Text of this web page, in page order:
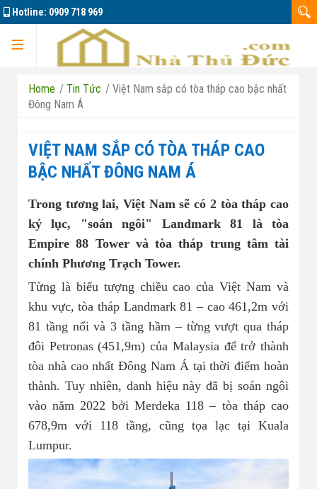
Hotline: 0909 718 969
Trang chủ
Dự án
Marine City
Đông Tăng Long
Căn hộ La Pura
Nhà đất bán 01
Nhà đất bán 02
Nhà đất bán 03
Home / Tin Tức / Việt Nam sắp có tòa tháp cao bậc nhất
Đông Nam Á
VIỆT NAM SẮP CÓ TÒA THÁP CAO
BẬC NHẤT ĐÔNG NAM Á
Trong tương lai, Việt Nam sẽ có 2 tòa tháp cao
kỷ lục, "soán ngôi" Landmark 81 là tòa
Empire 88 Tower và tòa tháp trung tâm tài
chính Phương Trạch Tower.
Từng là biểu tượng chiều cao của Việt Nam và
khu vực, tòa tháp Landmark 81 – cao 461,2m với
81 tầng nổi và 3 tầng hầm – từng vượt qua tháp
đôi Petronas (451,9m) của Malaysia để trở thành
tòa nhà cao nhất Đông Nam Á tại thời điểm hoàn
thành. Tuy nhiên, danh hiệu này đã bị soán ngôi
vào năm 2022 bởi Merdeka 118 – tòa tháp cao
678,9m với 118 tầng, cũng tọa lạc tại Kuala
Lumpur.